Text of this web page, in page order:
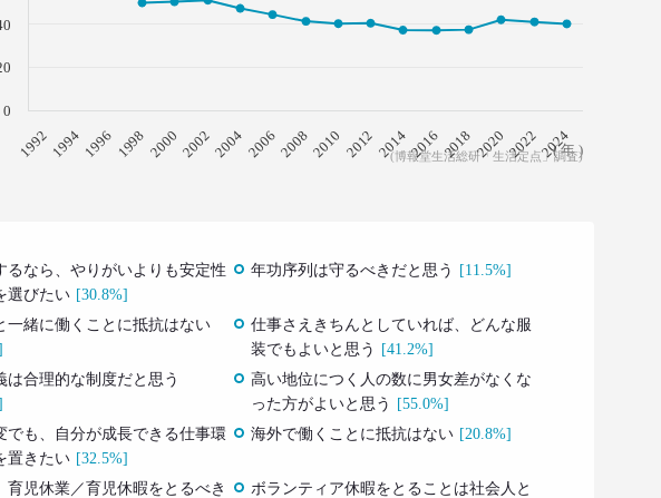
( 年 )
(博報堂生活総研「生活定点」調査)
1992 1994 1996 1998 2000 20022004 200620082010 2012 20142016 2018202020222024
0
るなら、やりがいよりも安定性
選びたい [30.8%]
年功序列は守るべきだと思う [11.5%]
一緒に働くことに抵抗はない
仕事さえきちんとしていれば、どんな服
装でもよいと思う
[41.2%]
は合理的な制度だと思う
高い地位につく人の数に男女差がなくな
った方がよいと思う
[55.0%]
でも、自分が成長できる仕事環
置きたい [32.5%]
海外で働くことに抵抗はない [20.8%]
育児休業／育児休暇をとるべき
ボランティア休暇をとることは社会人と